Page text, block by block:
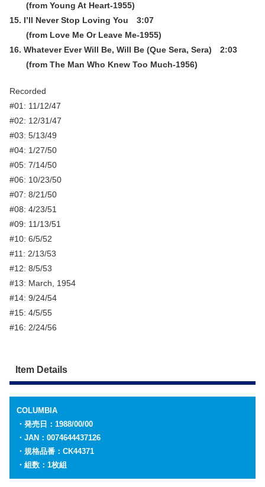
(from Young At Heart-1955)
15. I’ll Never Stop Loving You 3:07
(from Love Me Or Leave Me-1955)
16. Whatever Ever Will Be, Will Be (Que Sera, Sera) 2:03
(from The Man Who Knew Too Much-1956)
Recorded
#01: 11/12/47
#02: 12/31/47
#03: 5/13/49
#04: 1/27/50
#05: 7/14/50
#06: 10/23/50
#07: 8/21/50
#08: 4/23/51
#09: 11/13/51
#10: 6/5/52
#11: 2/13/53
#12: 8/5/53
#13: March, 1954
#14: 9/24/54
#15: 4/5/55
#16: 2/24/56
Item Details
COLUMBIA
・発売日：1988/00/00
・JAN：0074644437126
・規格品番：CK44371
・組数：1枚組